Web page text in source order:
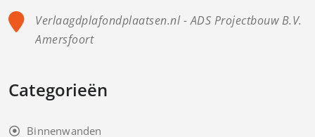
Verlaagdplafondplaatsen.nl - ADS Projectbouw B.V.
Amersfoort
Categorieën
Binnenwanden